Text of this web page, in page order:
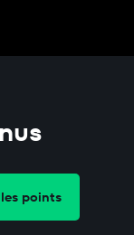
les points